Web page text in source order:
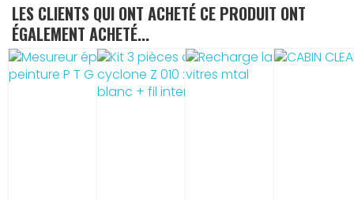
LES CLIENTS QUI ONT ACHETÉ CE PRODUIT ONT
ÉGALEMENT ACHETÉ...